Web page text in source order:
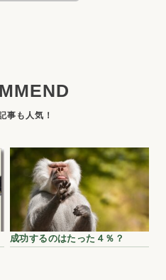
成功するのはたった４％？